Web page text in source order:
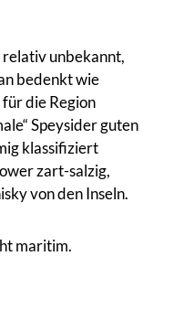
relativ unbekannt,
bedenkt wie
die Region
Speysider guten
klassifiziert
zart-salzig,
von den Inseln.
maritim.